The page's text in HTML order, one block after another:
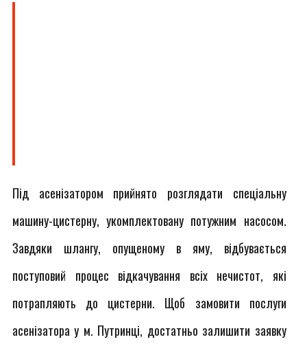
Під асенізатором прийнято розглядати спеціальну
машину-цистерну, укомплектовану потужним насосом.
Завдяки шлангу, опущеному в яму, відбувається
поступовий процес відкачування всіх нечистот, які
потрапляють до цистерни. Щоб замовити послуги
асенізатора у м. Путринці, достатньо залишити заявку